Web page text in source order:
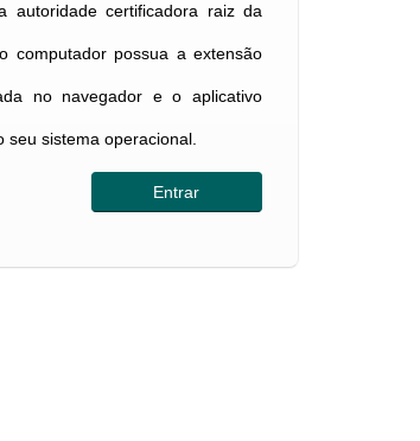
autoridade certificadora raiz da
computador possua a extensão
no navegador e o aplicativo
seu sistema operacional.